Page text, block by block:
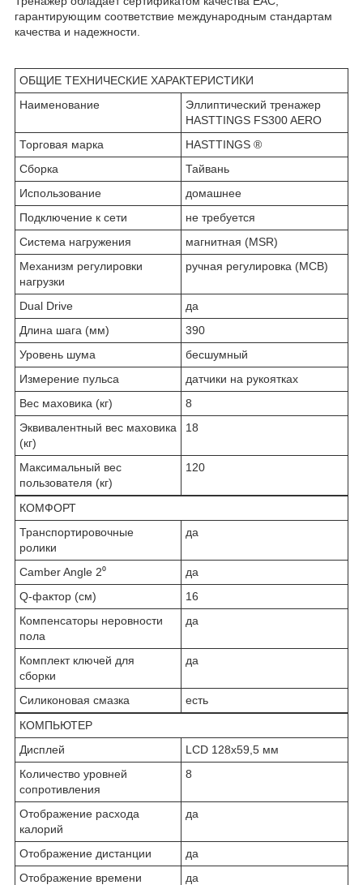
гарантирующим соответствие международным стандартам
качества и надежности.
ОБЩИЕ ТЕХНИЧЕСКИЕ ХАРАКТЕРИСТИКИ
Наименование
Эллиптический тренажер
HASTTINGS FS300 AERO
Торговая марка
HASTTINGS ®
Сборка
Тайвань
Использование
домашнее
Подключение к сети
не требуется
Система нагружения
магнитная (MSR)
Механизм регулировки
нагрузки
ручная регулировка (MCB)
Dual Drive
да
Длина шага (мм)
390
Уровень шума
бесшумный
Измерение пульса
датчики на рукоятках
Вес маховика (кг)
8
Эквивалентный вес маховика
(кг)
18
Максимальный вес
пользователя (кг)
120
КОМФОРТ
Транспортировочные
ролики
да
Camber Angle 2⁰
да
Q-фактор (см)
16
Компенсаторы неровности
пола
да
Комплект ключей для
сборки
да
Силиконовая смазка
есть
КОМПЬЮТЕР
Дисплей
LCD 128x59,5 мм
Количество уровней
сопротивления
8
Отображение расхода
калорий
да
Отображение дистанции
да
Отображение времени
да